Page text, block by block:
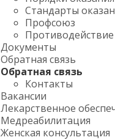
Стандарты
Профсоюз
Документы
Обратная связь
Обратная связь
Контакты
Вакансии
Лекарственное
Медреабилитация
Женская консультация